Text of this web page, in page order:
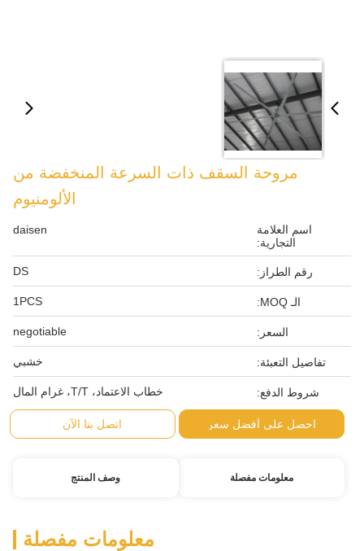
مروحة السقف ذات السرعة المنخفضة من
الألومنيوم
اسم العلامة
التجارية:
daisen
رقم الطراز: DS
الـ MOQ: 1PCS
السعر: negotiable
تفاصيل التعبئة: خشبي
شروط الدفع: خطاب الاعتماد، T/T، غرام المال
احصل على أفضل سعر اتصل بنا الآن
معلومات مفصلة وصف المنتج
معلومات مفصلة